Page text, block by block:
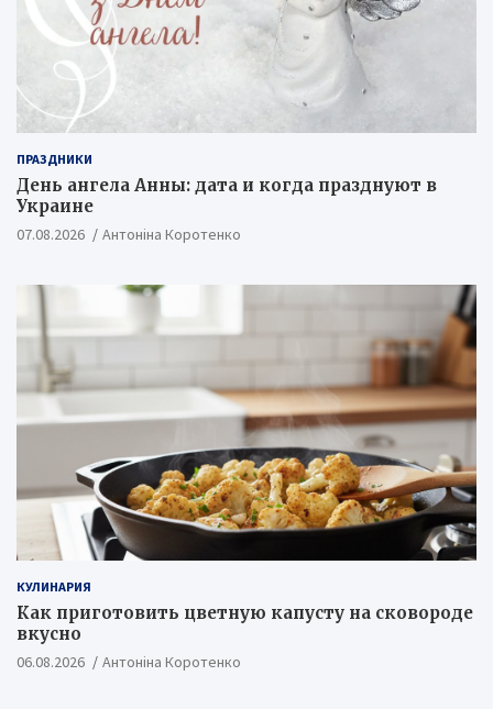
ПРАЗДНИКИ
День ангела Анны: дата и когда празднуют в
Украине
07.08.2026 Антоніна Коротенко
КУЛИНАРИЯ
Как приготовить цветную капусту на сковороде
вкусно
06.08.2026 Антоніна Коротенко